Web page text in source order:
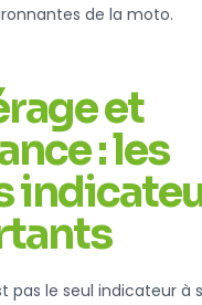
de la moto.
et
: les
pas le seul indicateur à